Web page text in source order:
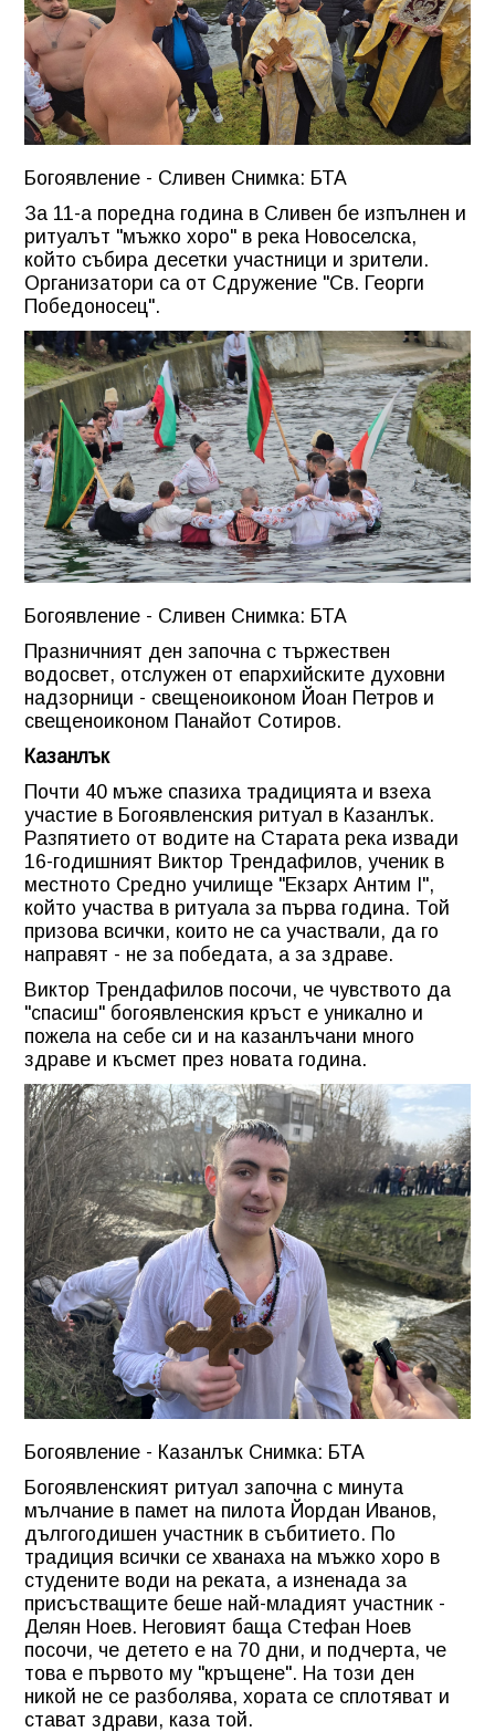
Богоявление - Сливен Снимка: БТА
За 11-а поредна година в Сливен бе изпълнен и
ритуалът "мъжко хоро" в река Новоселска,
който събира десетки участници и зрители.
Организатори са от Сдружение "Св. Георги
Победоносец".
Богоявление - Сливен Снимка: БТА
Празничният ден започна с тържествен
водосвет, отслужен от епархийските духовни
надзорници - свещеноиконом Йоан Петров и
свещеноиконом Панайот Сотиров.
Казанлък
Почти 40 мъже спазиха традицията и взеха
участие в Богоявленския ритуал в Казанлък.
Разпятието от водите на Старата река извади
16-годишният Виктор Трендафилов, ученик в
местното Средно училище "Екзарх Антим I",
който участва в ритуала за първа година. Той
призова всички, които не са участвали, да го
направят - не за победата, а за здраве.
Виктор Трендафилов посочи, че чувството да
"спасиш" богоявленския кръст е уникално и
пожела на себе си и на казанлъчани много
здраве и късмет през новата година.
Богоявление - Казанлък Снимка: БТА
Богоявленският ритуал започна с минута
мълчание в памет на пилота Йордан Иванов,
дългогодишен участник в събитието. По
традиция всички се хванаха на мъжко хоро в
студените води на реката, а изненада за
присъстващите беше най-младият участник -
Делян Ноев. Неговият баща Стефан Ноев
посочи, че детето е на 70 дни, и подчерта, че
това е първото му "кръщене". На този ден
никой не се разболява, хората се сплотяват и
стават здрави, каза той.